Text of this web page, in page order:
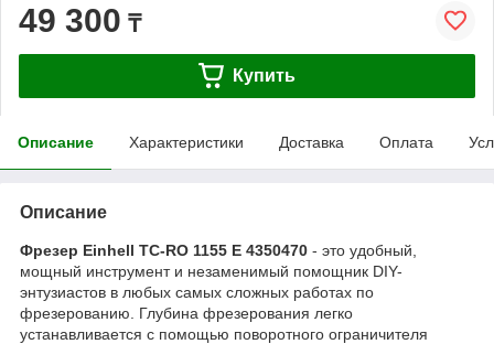
49 300 ₸
Купить
Описание Характеристики Доставка Оплата
Описание
Фрезер Einhell TC-RO 1155 E 4350470 - это удобный,
мощный инструмент и незаменимый помощник DIY-
энтузиастов в любых самых сложных работах по
фрезерованию. Глубина фрезерования легко
устанавливается с помощью поворотного ограничителя